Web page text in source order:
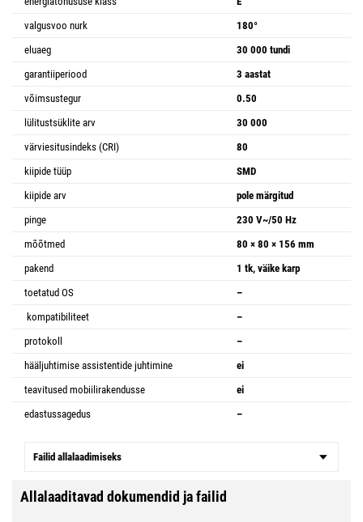
valgusvoo nurk
180°
eluaeg
30 000 tundi
garantiiperiood
3 aastat
võimsustegur
0.50
lülitustsüklite arv
30 000
värviesitusindeks (CRI)
80
kiipide tüüp
SMD
kiipide arv
pole märgitud
pinge
230 V~/50 Hz
mõõtmed
80 × 80 × 156 mm
pakend
1 tk, väike karp
toetatud OS
–
kompatibiliteet
–
protokoll
–
hääljuhtimise assistentide juhtimine
ei
teavitused mobiilirakendusse
ei
edastussagedus
–
Failid allalaadimiseks
Allalaaditavad dokumendid ja failid